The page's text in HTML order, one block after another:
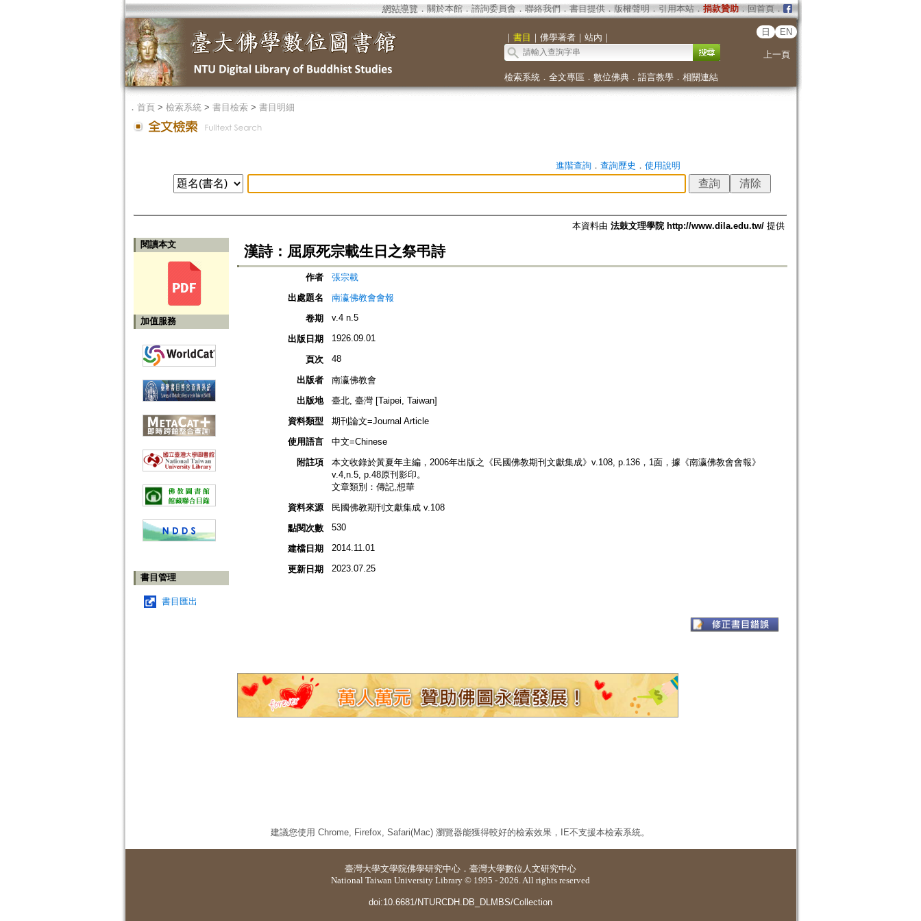
網站導覽 ． 關於本館． 諮詢委員會． 聯絡我們 ． 書目提供． 版權聲明 ． 引用本站． 捐款贊助．回首頁．
｜ 書目 ｜ 佛學著者｜ 站內 ｜
日 EN
上一頁
檢索系統． 全文專區 ． 數位佛典． 語言教學． 相關連結
． 首頁> 檢索系統> 書目檢索> 書目明細
進階查詢． 查詢歷史 ． 使用說明
本資料由 法鼓文理學院 http://www.dila.edu.tw/提供
閱讀本文
加值服務
書目管理
書目匯出
漢詩：屈原死宗載生日之祭弔詩
作者
張宗載
出處題名
南瀛佛教會會報
卷期
v.4 n.5
出版日期 1926.09.01
頁次 48
出版者
南瀛佛教會
出版地
臺北, 臺灣 [Taipei, Taiwan]
資料類型
期刊論文=Journal Article
使用語言
中文=Chinese
附註項
本文收錄於黃夏年主編，2006年出版之《民國佛教期刊文獻集成》v.108, p.136，1面，據《南瀛佛教會會報》
v.4,n.5, p.48原刊影印。
文章類別：傳記,想華
資料來源
民國佛教期刊文獻集成 v.108
點閱次數
530
建檔日期 2014.11.01
更新日期 2023.07.25
建議您使用 Chrome, Firefox, Safari(Mac) 瀏覽器能獲得較好的檢索效果，IE不支援本檢索系統。
臺灣大學文學院佛學研究中心 ． 臺灣大學數位人文研究中心
National Taiwan University Library © 1995 - 2026. All rights reserved
doi:10.6681/NTURCDH.DB_DLMBS/Collection